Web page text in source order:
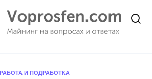
РАБОТА И ПОДРАБОТКА